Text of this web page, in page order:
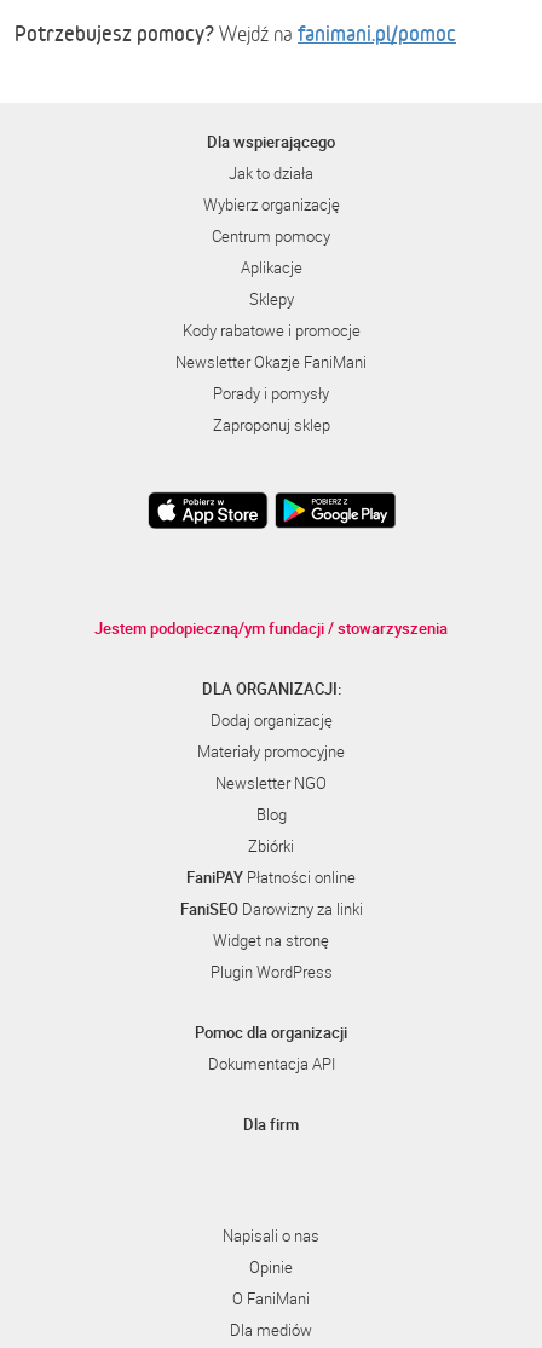
Potrzebujesz pomocy? Wejdź na fanimani.pl/pomoc
Dla wspierającego
Jak to działa
Wybierz organizację
Centrum pomocy
Aplikacje
Sklepy
Kody rabatowe i promocje
Newsletter Okazje FaniMani
Porady i pomysły
Zaproponuj sklep
Jestem podopieczną/ym fundacji / stowarzyszenia
DLA ORGANIZACJI:
Dodaj organizację
Materiały promocyjne
Newsletter NGO
Blog
Zbiórki
FaniPAY Płatności online
FaniSEODarowizny za linki
Widget na stronę
Plugin WordPress
Pomoc dla organizacji
Dokumentacja API
Dla firm
Napisali o nas
Opinie
O FaniMani
Dla mediów